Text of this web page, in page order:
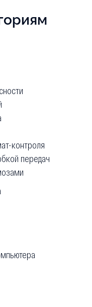
контроля
передач